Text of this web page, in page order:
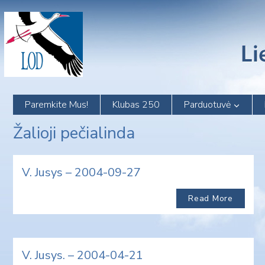
content
Paremkite Mus! Klubas 250 Parduotuvė
Žalioji pečialinda
V. Jusys – 2004-09-27
Read More
V. Jusys. – 2004-04-21